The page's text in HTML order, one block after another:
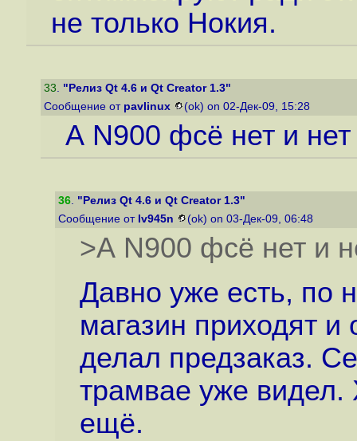
не только Нокия.
33. "Релиз Qt 4.6 и Qt Creator 1.3"
Сообщение от pavlinux (ok) on 02-Дек-09, 15:28
А N900 фсё нет и нет
36. "Релиз Qt 4.6 и Qt Creator 1.3"
Сообщение от Iv945n (ok) on 03-Дек-09, 06:48
>А N900 фсё нет и
Давно уже есть, по
магазин приходят и
делал предзаказ.
трамвае уже видел.
ещё.